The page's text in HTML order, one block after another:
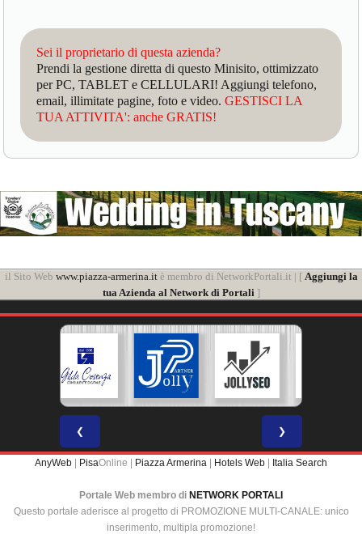
Sei il proprietario di questa azienda?
Prendi la gestione diretta di questo Minisito, ottimizzato
per PC, TABLET e CELLULARI! Aggiungi telefono,
email, illimitate pagine, foto e video.GESTISCI LA
TUA ATTIVITA': anche GRATIS!
il Sito Web www.piazza-armerina.itè membro di NetworkPortali.it | [ Aggiungi la
tua Azienda al Network di Portali ]
❮ ❯
AnyWeb | PisaOnline | Piazza Armerina | Hotels Web | Italia Search
Portale Web membro di NETWORK PORTALI
Questo portale aderisce al progetto di PROMOZIONE MULTI-CANALE: unico
inserimento, multipla promozione!